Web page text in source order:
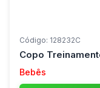
Código: 128232C
Copo
Bebês